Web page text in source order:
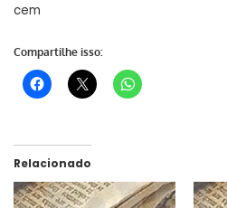
cem
Compartilhe isso:
Relacionado